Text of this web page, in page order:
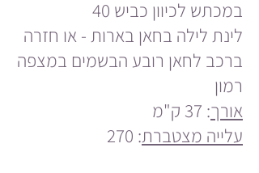
במכתש לכיוון כביש 40
לינת לילה בחאן בארות - או חזרה
ברכב לחאן רובע הבשמים במצפה
רמון
אורך: 37 ק"מ
עלייה מצטברת: 270